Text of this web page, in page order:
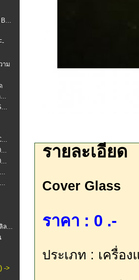
าม
ล...
->
รายละเอียด
Cover Glass
ราคา : 0 .-
ประเภท : เครื่อง